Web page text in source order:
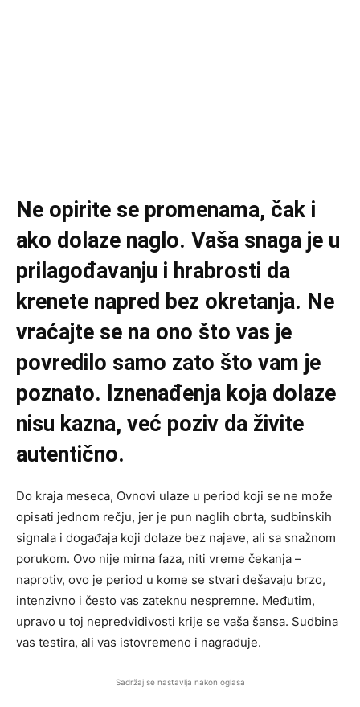
Ne opirite se promenama, čak i
ako dolaze naglo. Vaša snaga je u
prilagođavanju i hrabrosti da
krenete napred bez okretanja. Ne
vraćajte se na ono što vas je
povredilo samo zato što vam je
poznato. Iznenađenja koja dolaze
nisu kazna, već poziv da živite
autentično.
Do kraja meseca, Ovnovi ulaze u period koji se ne može
opisati jednom rečju, jer je pun naglih obrta, sudbinskih
signala i događaja koji dolaze bez najave, ali sa snažnom
porukom. Ovo nije mirna faza, niti vreme čekanja –
naprotiv, ovo je period u kome se stvari dešavaju brzo,
intenzivno i često vas zateknu nespremne. Međutim,
upravo u toj nepredvidivosti krije se vaša šansa. Sudbina
vas testira, ali vas istovremeno i nagrađuje.
Sadržaj se nastavlja nakon oglasa